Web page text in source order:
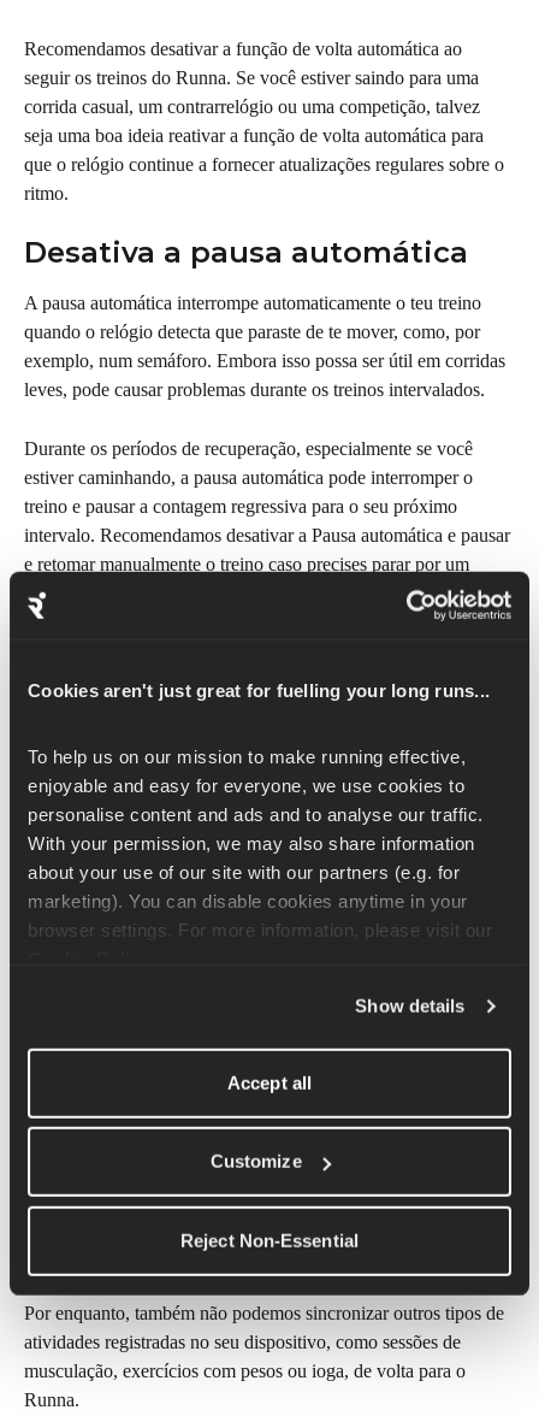
Cookies aren't just great for fuelling your long runs...
To help us on our mission to make running effective,
enjoyable and easy for everyone, we use cookies to
personalise content and ads and to analyse our traffic.
With your permission, we may also share information
about your use of our site with our partners (e.g. for
marketing). You can disable cookies anytime in your
Show details
Accept all
Customize
Reject Non-Essential
Recomendamos desativar a função de volta automática ao
seguir os treinos do Runna. Se você estiver saindo para uma
corrida casual, um contrarrelógio ou uma competição, talvez
seja uma boa ideia reativar a função de volta automática para
que o relógio continue a fornecer atualizações regulares sobre o
ritmo.
Desativa a pausa automática
A pausa automática interrompe automaticamente o teu treino
quando o relógio detecta que paraste de te mover, como, por
exemplo, num semáforo. Embora isso possa ser útil em corridas
leves, pode causar problemas durante os treinos intervalados.
Durante os períodos de recuperação, especialmente se você
estiver caminhando, a pausa automática pode interromper o
treino e pausar a contagem regressiva para o seu próximo
intervalo. Recomendamos desativar a Pausa automática e pausar
e retomar manualmente o treino caso precises parar por um
momento.
Se o teu relógio suporta avisos de áudio, ativá-los pode ser uma
precisar olhar para o pulso.
Verifica o aplicativo complementar do teu dispositivo ou o
menu de configurações para ativar os alertas de treino, alertas de
volta e alertas de ritmo/velocidade.
Nem todos os dispositivos suportam avisos sonoros. Consulta a
É possível sincronizar
atividades que não sejam de
corrida do Runna com o teu
No momento, só oferecemos suporte à sincronização de treinos
Por enquanto, também não podemos sincronizar outros tipos de
atividades registradas no seu dispositivo, como sessões de
musculação, exercícios com pesos ou ioga, de volta para o
Runna.